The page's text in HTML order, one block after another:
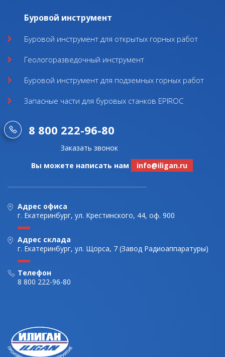
Буровой инструмент
Буровой инструмент для открытых горных работ
Геологоразведочный инструмент
Буровой инструмент для подземных горных работ
Запасные части для буровых станков EPIROC
8 800 222-96-80
Заказать звонок
Вы можете написать нам
info@iligan.ru
Адрес офиса
г. Екатеринбург, ул. Крестинского, 44, оф. 900
Адрес склада
г. Екатеринбург, ул. Щорса, 7 (Завод Радиоаппаратуры)
Телефон
8 800 222-96-80